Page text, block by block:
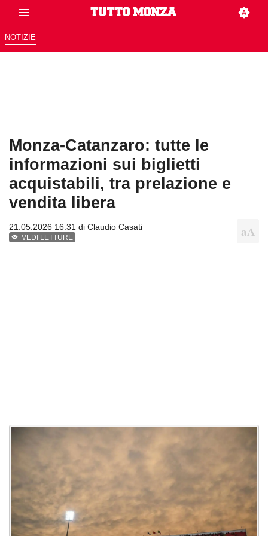
NOTIZIE
Monza-Catanzaro: tutte le
informazioni sui biglietti
acquistabili, tra prelazione e
vendita libera
21.05.2026 16:31 di Claudio Casati
VEDI LETTURE